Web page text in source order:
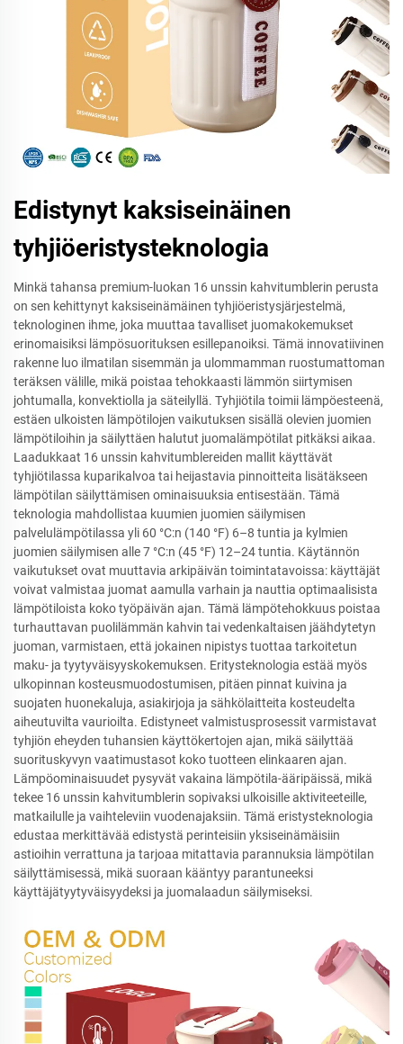
Edistynyt kaksiseinäinen
tyhjiöeristysteknologia
Minkä tahansa premium-luokan 16 unssin kahvitumblerin perusta
on sen kehittynyt kaksiseinämäinen tyhjiöeristysjärjestelmä,
teknologinen ihme, joka muuttaa tavalliset juomakokemukset
erinomaisiksi lämpösuorituksen esillepanoiksi. Tämä innovatiivinen
rakenne luo ilmatilan sisemmän ja ulommamman ruostumattoman
teräksen välille, mikä poistaa tehokkaasti lämmön siirtymisen
johtumalla, konvektiolla ja säteilyllä. Tyhjiötila toimii lämpöesteenä,
estäen ulkoisten lämpötilojen vaikutuksen sisällä olevien juomien
lämpötiloihin ja säilyttäen halutut juomalämpötilat pitkäksi aikaa.
Laadukkaat 16 unssin kahvitumblereiden mallit käyttävät
tyhjiötilassa kuparikalvoa tai heijastavia pinnoitteita lisätäkseen
lämpötilan säilyttämisen ominaisuuksia entisestään. Tämä
teknologia mahdollistaa kuumien juomien säilymisen
palvelulämpötilassa yli 60 °C:n (140 °F) 6–8 tuntia ja kylmien
juomien säilymisen alle 7 °C:n (45 °F) 12–24 tuntia. Käytännön
vaikutukset ovat muuttavia arkipäivän toimintatavoissa: käyttäjät
voivat valmistaa juomat aamulla varhain ja nauttia optimaalisista
lämpötiloista koko työpäivän ajan. Tämä lämpötehokkuus poistaa
turhauttavan puolilämmän kahvin tai vedenkaltaisen jäähdytetyn
juoman, varmistaen, että jokainen nipistys tuottaa tarkoitetun
maku- ja tyytyväisyyskokemuksen. Eritysteknologia estää myös
ulkopinnan kosteusmuodostumisen, pitäen pinnat kuivina ja
suojaten huonekaluja, asiakirjoja ja sähkölaitteita kosteudelta
aiheutuvilta vaurioilta. Edistyneet valmistusprosessit varmistavat
tyhjiön eheyden tuhansien käyttökertojen ajan, mikä säilyttää
suorituskyvyn vaatimustasot koko tuotteen elinkaaren ajan.
Lämpöominaisuudet pysyvät vakaina lämpötila-ääripäissä, mikä
tekee 16 unssin kahvitumblerin sopivaksi ulkoisille aktiviteeteille,
matkailulle ja vaihteleviin vuodenajaksiin. Tämä eristysteknologia
edustaa merkittävää edistystä perinteisiin yksiseinämäisiin
astioihin verrattuna ja tarjoaa mitattavia parannuksia lämpötilan
säilyttämisessä, mikä suoraan kääntyy parantuneeksi
käyttäjätyytyväisyydeksi ja juomalaadun säilymiseksi.